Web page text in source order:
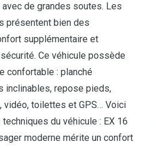
avec de grandes soutes. Les
présentent bien des
supplémentaire et
Ce véhicule possède
confortable : planché
inclinables, repose pieds,
vidéo, toilettes et GPS… Voici
du véhicule : EX 16
moderne mérite un confort